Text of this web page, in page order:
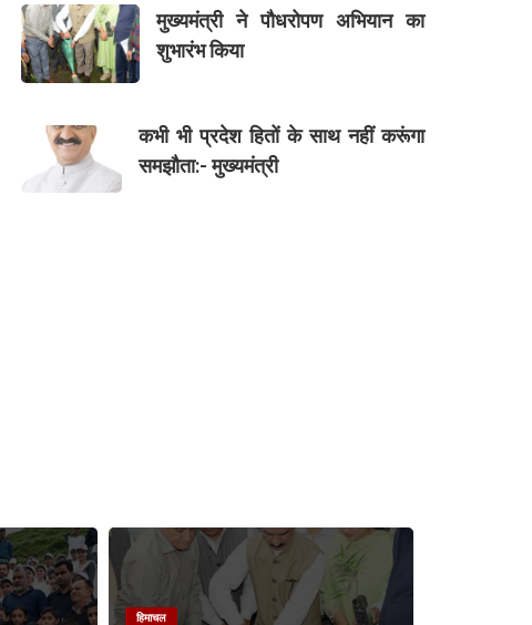
मुख्यमंत्री ने पौधरोपण अभियान का
शुभारंभ किया
कभी भी प्रदेश हितों के साथ नहीं करूंगा
समझौता:- मुख्यमंत्री
हिमाचल